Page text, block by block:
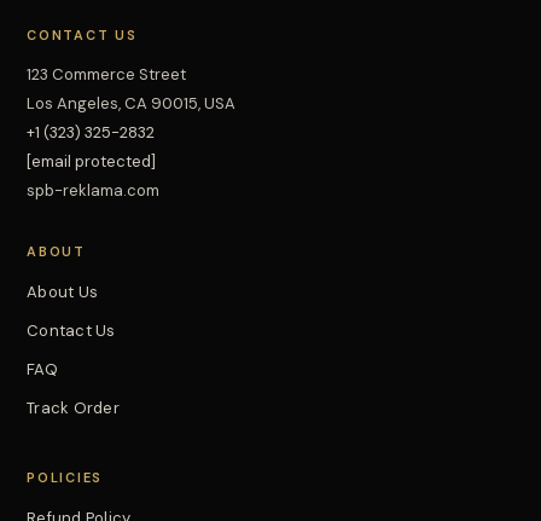
CONTACT US
123 Commerce Street
Los Angeles, CA 90015, USA
+1 (323) 325-2832
[email protected]
spb-reklama.com
ABOUT
About Us
Contact Us
FAQ
Track Order
POLICIES